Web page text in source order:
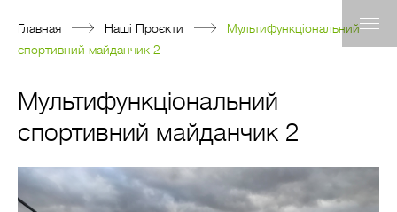
Главная Наші Проєкти
Мультифункціональний
спортивний майданчик 2
Мультифункціональний
спортивний майданчик 2